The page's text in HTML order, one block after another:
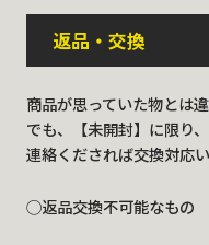
返品・交換
商品が思っていた物とは
でも、【未開封】に限り、
連絡くだされば交換対応い
◯返品交換不可能なもの